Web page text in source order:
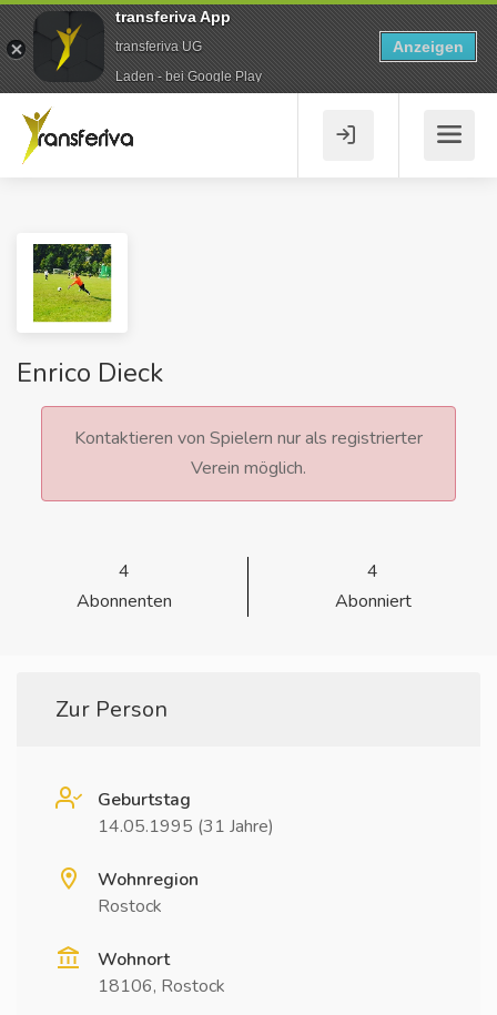
Enrico Dieck
Kontaktieren von Spielern nur als registrierter
Verein möglich.
4
Abonnenten
4
Abonniert
Zur Person
Geburtstag
14.05.1995 (31 Jahre)
Wohnregion
Rostock
Wohnort
18106, Rostock
transferiva App
transferiva UG
Laden - bei Google Play
Anzeigen